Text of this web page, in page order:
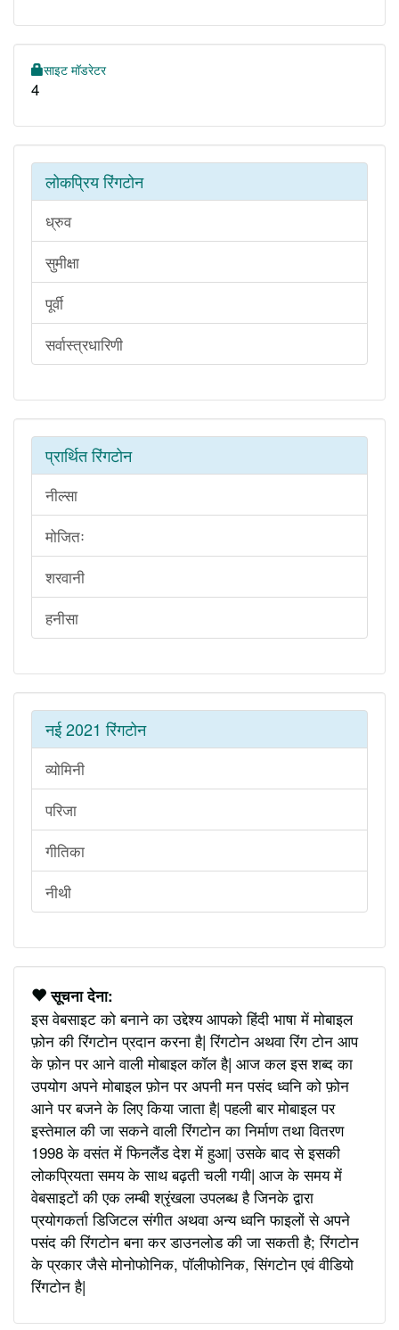
साइट मॉडरेटर
4
लोकप्रिय रिंगटोन
ध्रुव
सुमीक्षा
पूर्वी
सर्वास्त्रधारिणी
प्रार्थित रिंगटोन
नील्सा
मोजितः
शरवानी
हनीसा
नई 2021 रिंगटोन
व्योमिनी
परिजा
गीतिका
नीथी
सूचना देना:
इस वेबसाइट को बनाने का उद्देश्य आपको हिंदी भाषा में मोबाइल
फ़ोन की रिंगटोन प्रदान करना है| रिंगटोन अथवा रिंग टोन आप
के फ़ोन पर आने वाली मोबाइल कॉल है| आज कल इस शब्द का
उपयोग अपने मोबाइल फ़ोन पर अपनी मन पसंद ध्वनि को फ़ोन
आने पर बजने के लिए किया जाता है| पहली बार मोबाइल पर
इस्तेमाल की जा सकने वाली रिंगटोन का निर्माण तथा वितरण
1998 के वसंत में फिनलैंड देश में हुआ| उसके बाद से इसकी
लोकप्रियता समय के साथ बढ़ती चली गयी| आज के समय में
वेबसाइटों की एक लम्बी श्रृंखला उपलब्ध है जिनके द्वारा
प्रयोगकर्ता डिजिटल संगीत अथवा अन्य ध्वनि फाइलों से अपने
पसंद की रिंगटोन बना कर डाउनलोड की जा सकती है; रिंगटोन
के प्रकार जैसे मोनोफोनिक, पॉलीफोनिक, सिंगटोन एवं वीडियो
रिंगटोन है|